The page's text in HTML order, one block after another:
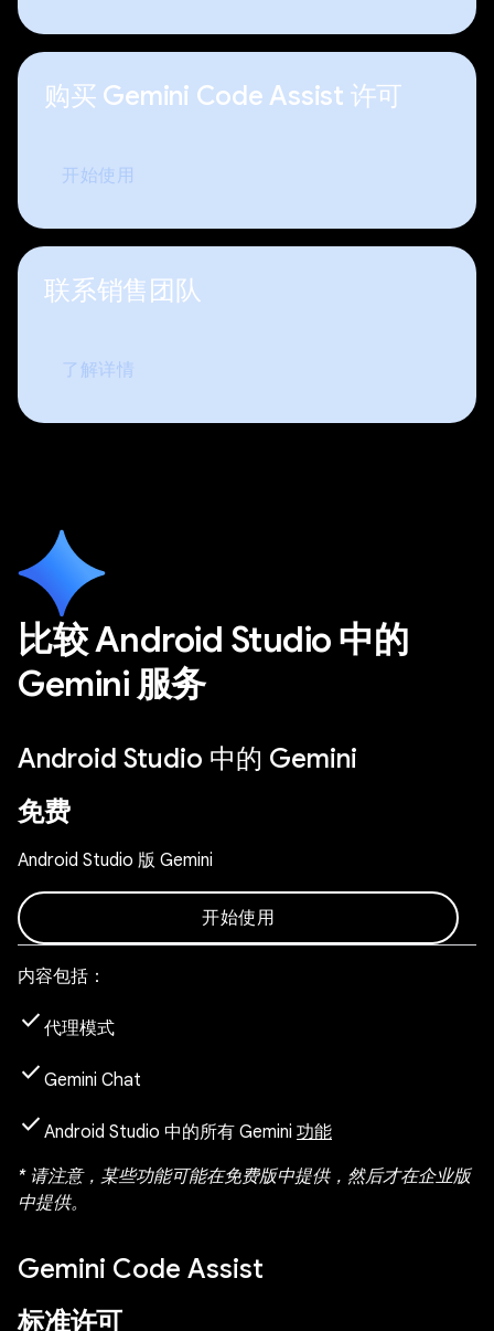
购买 Gemini Code Assist 许可
开始使用
联系销售团队
了解详情
比较 Android Studio 中的
Gemini 服务
Android Studio 中的 Gemini
免费
Android Studio 版 Gemini
开始使用
内容包括：
check 代理模式
check Gemini Chat
check Android Studio 中的所有 Gemini 功能
* 请注意，某些功能可能在免费版中提供，然后才在企业版
中提供。
Gemini Code Assist
标准许可